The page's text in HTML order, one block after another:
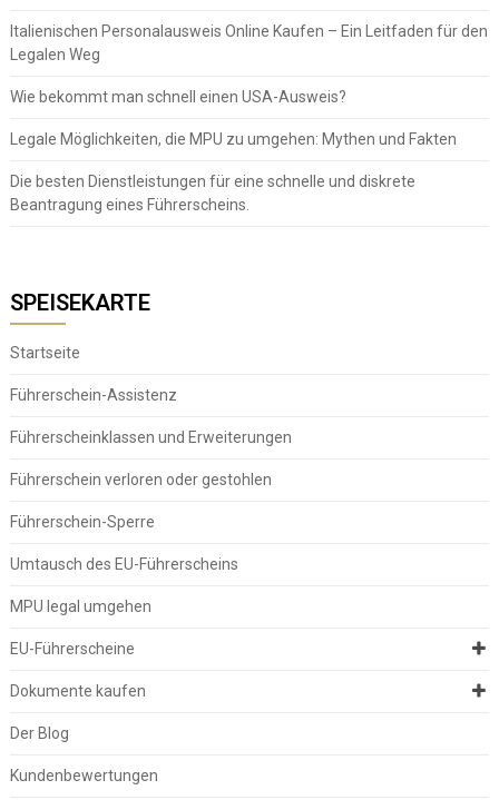
Italienischen Personalausweis Online Kaufen – Ein Leitfaden für den
Legalen Weg
Wie bekommt man schnell einen USA-Ausweis?
Legale Möglichkeiten, die MPU zu umgehen: Mythen und Fakten
Die besten Dienstleistungen für eine schnelle und diskrete
Beantragung eines Führerscheins.
SPEISEKARTE
Startseite
Führerschein-Assistenz
Führerscheinklassen und Erweiterungen
Führerschein verloren oder gestohlen
Führerschein-Sperre
Umtausch des EU-Führerscheins
MPU legal umgehen
EU-Führerscheine
Dokumente kaufen
Der Blog
Kundenbewertungen